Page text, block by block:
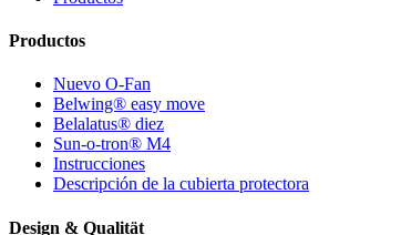
Productos
Nuevo O-Fan
Belwing® easy move
Belalatus® diez
Sun-o-tron® M4
Instrucciones
Descripción de la cubierta protectora
Design & Qualität